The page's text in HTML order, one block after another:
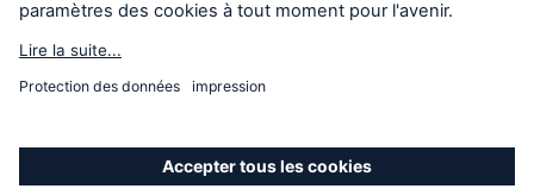
Paramètres des cookies
Carte du site